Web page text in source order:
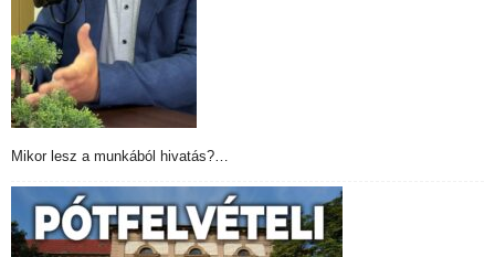
Mikor lesz a munkából hivatás?…